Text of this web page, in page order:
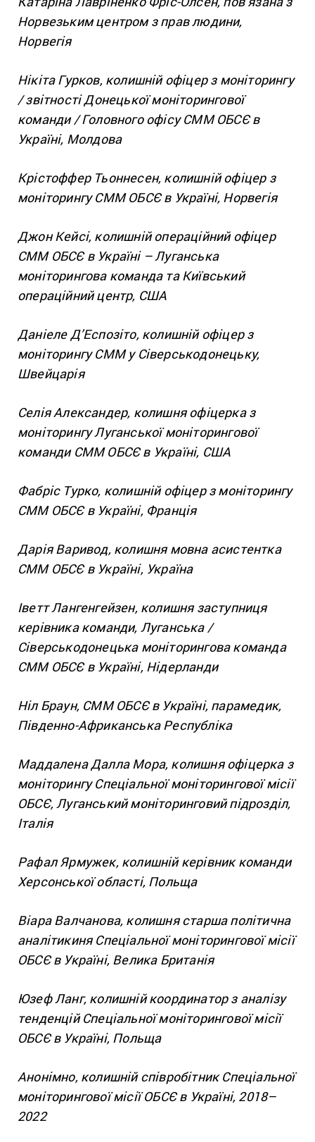
Норвезьким центром з прав людини,
Норвегія
Нікіта Гурков, колишній офіцер з моніторингу
/ звітності Донецької моніторингової
команди / Головного офісу СММ ОБСЄ в
Україні, Молдова
Крістоффер Тьоннесен, колишній офіцер з
моніторингу СММ ОБСЄ в Україні, Норвегія
Джон Кейсі, колишній операційний офіцер
СММ ОБСЄ в Україні – Луганська
моніторингова команда та Київський
операційний центр, США
Даніеле Д’Еспозіто, колишній офіцер з
моніторингу СММ у Сіверськодонецьку,
Швейцарія
Селія Александер, колишня офіцерка з
моніторингу Луганської моніторингової
команди СММ ОБСЄ в Україні, США
Фабріс Турко, колишній офіцер з моніторингу
СММ ОБСЄ в Україні, Франція
Дарія Варивод, колишня мовна асистентка
СММ ОБСЄ в Україні, Україна
Іветт Лангенгейзен, колишня заступниця
керівника команди, Луганська /
Сіверськодонецька моніторингова команда
СММ ОБСЄ в Україні, Нідерланди
Ніл Браун, СММ ОБСЄ в Україні, парамедик,
Південно-Африканська Республіка
Маддалена Далла Мора, колишня офіцерка з
моніторингу Спеціальної моніторингової місії
ОБСЄ, Луганський моніторинговий підрозділ,
Італія
Рафал Ярмужек, колишній керівник команди
Херсонської області, Польща
Віара Валчанова, колишня старша політична
аналітикиня Спеціальної моніторингової місії
ОБСЄ в Україні, Велика Британія
Юзеф Ланг, колишній координатор з аналізу
тенденцій Спеціальної моніторингової місії
ОБСЄ в Україні, Польща
Анонімно, колишній співробітник Спеціальної
моніторингової місії ОБСЄ в Україні, 2018–
2022